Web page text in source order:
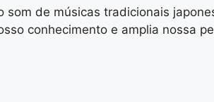
de músicas tradicionais
conhecimento e amplia nossa